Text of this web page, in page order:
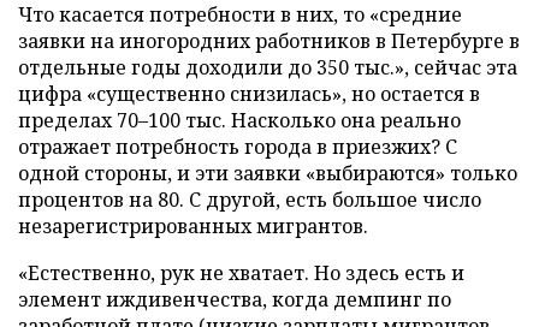
Что касается потребности в них, то «средние
заявки на иногородних работников в Петербурге в
отдельные годы доходили до 350 тыс.», сейчас эта
цифра «существенно снизилась», но остается в
пределах 70–100 тыс. Насколько она реально
отражает потребность города в приезжих? С
одной стороны, и эти заявки «выбираются» только
процентов на 80. С другой, есть большое число
незарегистрированных мигрантов.
«Естественно, рук не хватает. Но здесь есть и
элемент иждивенчества, когда демпинг по